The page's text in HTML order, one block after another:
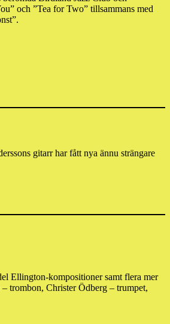
och ”Tea for Two” tillsammans med
gitarr har fått nya ännu strängare
Ellington-kompositioner samt flera mer
trombon, Christer Ödberg – trumpet,